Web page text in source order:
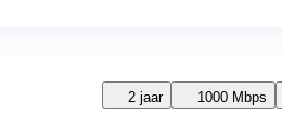
2 jaar 1000 Mbps